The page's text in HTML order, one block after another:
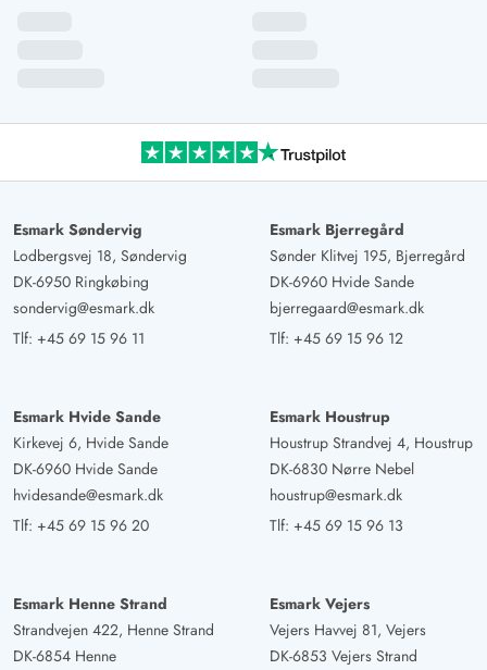
Esmark Søndervig
Lodbergsvej 18, Søndervig
DK-6950 Ringkøbing
sondervig@esmark.dk
Tlf: +45 69 15 96 11
Esmark Bjerregård
Sønder Klitvej 195, Bjerregård
DK-6960 Hvide Sande
bjerregaard@esmark.dk
Tlf: +45 69 15 96 12
Esmark Hvide Sande
Kirkevej 6, Hvide Sande
DK-6960 Hvide Sande
hvidesande@esmark.dk
Tlf: +45 69 15 96 20
Esmark Houstrup
Houstrup Strandvej 4, Houstrup
DK-6830 Nørre Nebel
houstrup@esmark.dk
Tlf: +45 69 15 96 13
Esmark Henne Strand
Strandvejen 422, Henne Strand
DK-6854 Henne
Esmark Vejers
Vejers Havvej 81, Vejers
DK-6853 Vejers Strand